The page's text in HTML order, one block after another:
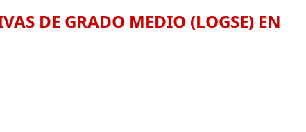
DE GRADO MEDIO (LOGSE) EN